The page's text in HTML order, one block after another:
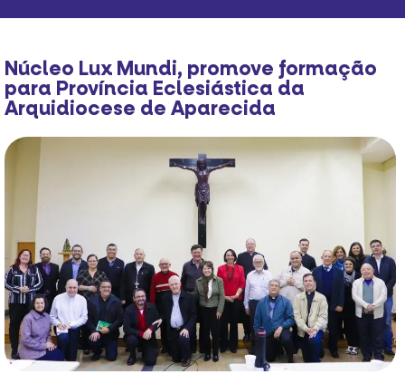
Núcleo Lux Mundi, promove formação
para Província Eclesiástica da
Arquidiocese de Aparecida